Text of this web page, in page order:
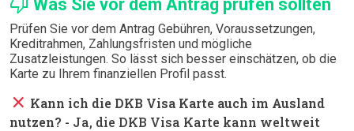
Was Sie vor dem Antrag prüfen sollten
Prüfen Sie vor dem Antrag Gebühren, Voraussetzungen,
Kreditrahmen, Zahlungsfristen und mögliche
Zusatzleistungen. So lässt sich besser einschätzen, ob die
Karte zu Ihrem finanziellen Profil passt.
close Kann ich die DKB Visa Karte auch im Ausland
nutzen? - Ja, die DKB Visa Karte kann weltweit